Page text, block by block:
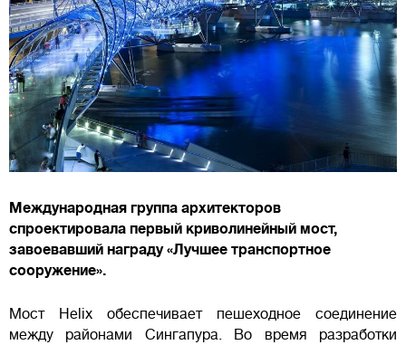
Международная группа архитекторов
спроектировала первый криволинейный мост,
завоевавший награду «Лучшее транспортное
сооружение».
Мост Helix обеспечивает пешеходное соединение
между районами Сингапура. Во время разработки